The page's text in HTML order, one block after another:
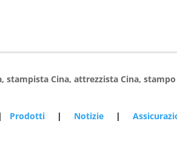
stampista Cina, attrezzista Cina,
Prodotti | Notizie |